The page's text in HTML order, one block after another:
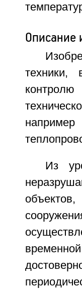
Описание
техники,
Из